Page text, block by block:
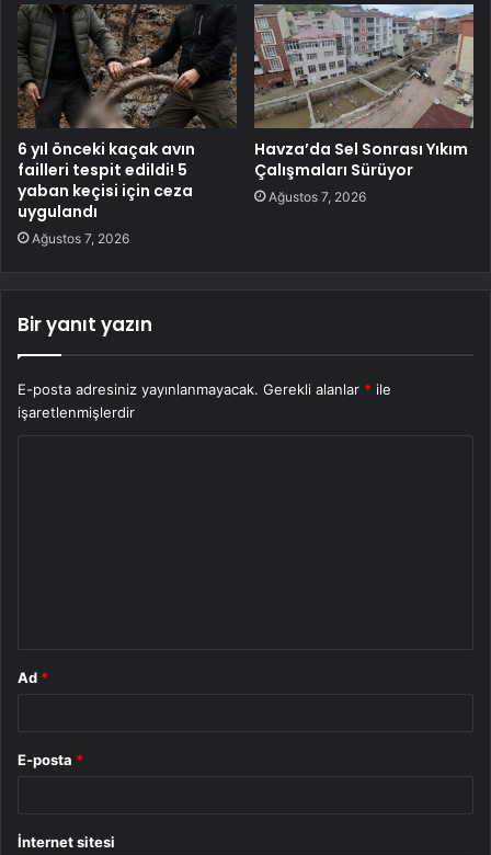
6 yıl önceki kaçak avın
failleri tespit edildi! 5
yaban keçisi için ceza
uygulandı
Ağustos 7, 2026
Havza’da Sel Sonrası Yıkım
Çalışmaları Sürüyor
Ağustos 7, 2026
Bir yanıt yazın
E-posta adresiniz yayınlanmayacak. Gerekli alanlar * ile
işaretlenmişlerdir
Ad *
E-posta *
İnternet sitesi